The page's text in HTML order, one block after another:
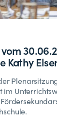
Kathy